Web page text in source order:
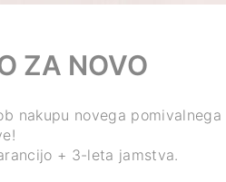
ZA NOVO
nakupu novega pomivalnega
+ 3-leta jamstva.